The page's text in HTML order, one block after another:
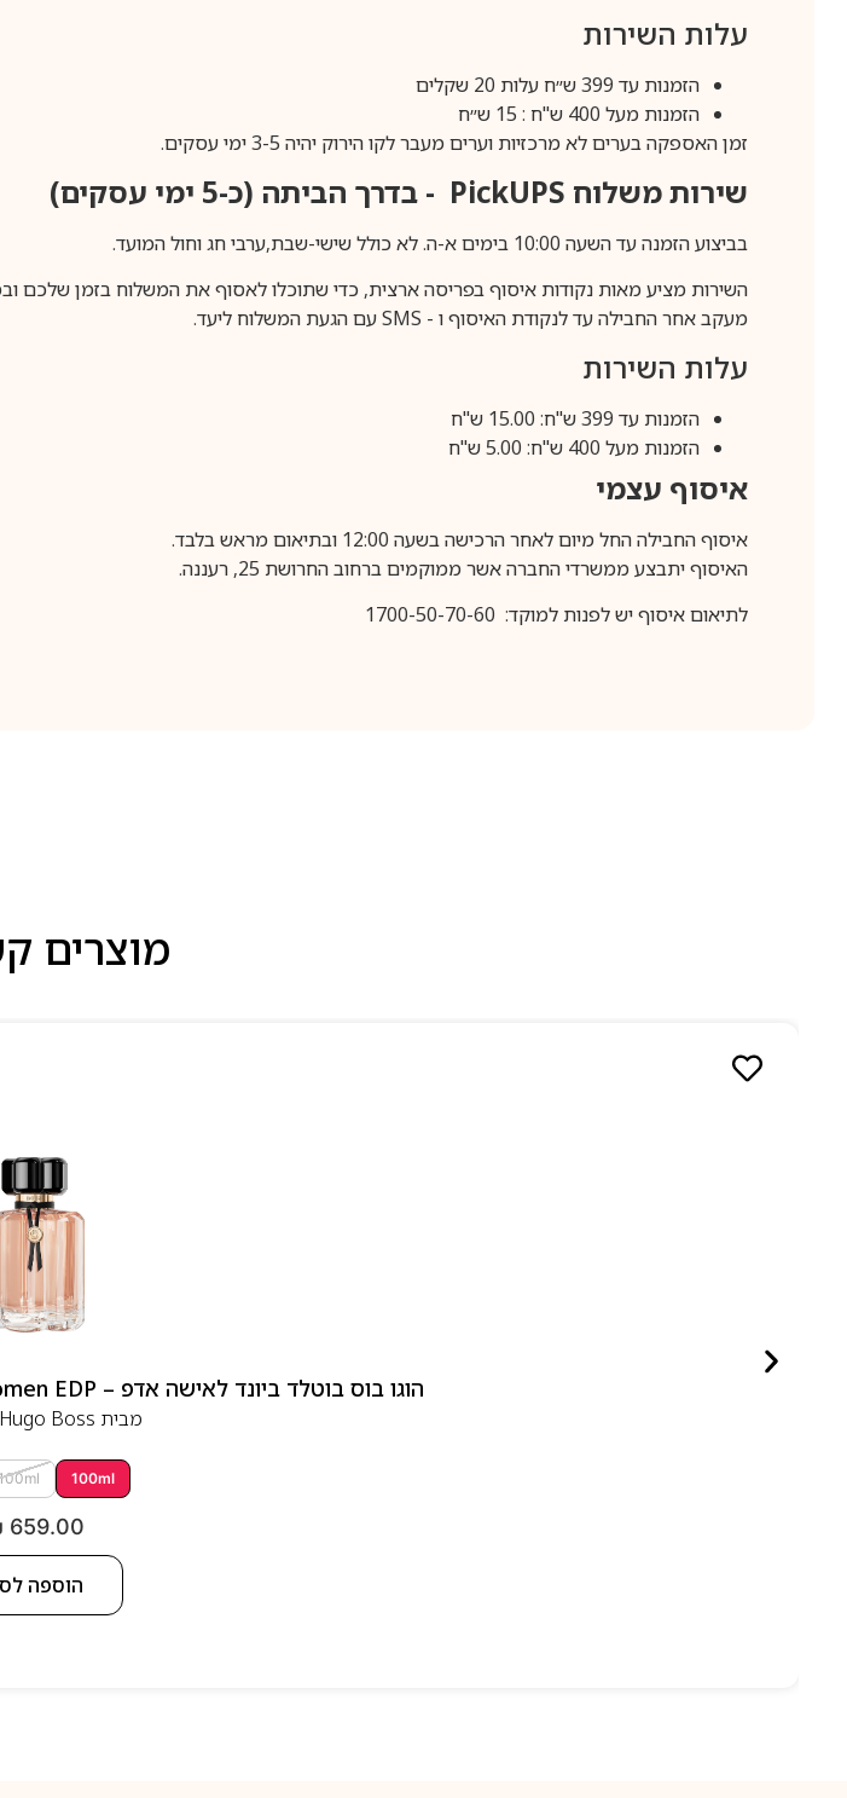
עלות השירות
הזמנות עד 399 ש״ח עלות 20 שקלים
הזמנות מעל 400 ש"ח : 15 ש״ח
זמן האספקה בערים לא מרכזיות וערים מעבר לקו הירוק יהיה 3-5 ימי עסקים.
שירות משלוח PickUPS - בדרך הביתה (כ-5 ימי עסקים)
בביצוע הזמנה עד השעה 10:00 בימים א-ה. לא כולל שישי-שבת,ערבי חג וחול המועד.
השירות מציע מאות נקודות איסוף בפריסה ארצית, כדי שתוכלו לאסוף את המשלוח בזמן שלכם
מעקב אחר החבילה עד לנקודת האיסוף ו - SMSעם הגעת המשלוח ליעד.
עלות השירות
הזמנות עד 399 ש"ח: 15.00 ש"ח
הזמנות מעל 400 ש"ח: 5.00 ש"ח
איסוף עצמי
איסוף החבילה החל מיום לאחר הרכישה בשעה 12:00 ובתיאום מראש בלבד.
האיסוף יתבצע ממשרדי החברה אשר ממוקמים ברחוב החרושת 25, רעננה.
לתיאום איסוף יש לפנות למוקד: 1700-50-70-60
מוצרים
הוגו בוס בוטלד ביונד לאישה אדפ – Hugo Boss Bottled Beyond for Women EDP
מבית Hugo Boss- הוגו בוס
100ml
659.00
הוספה